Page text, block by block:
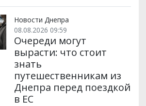
Новости Днепра
08.08.2026 09:59
Очереди могут
вырасти: что стоит
знать
путешественникам из
Днепра перед поездкой
в ЕС